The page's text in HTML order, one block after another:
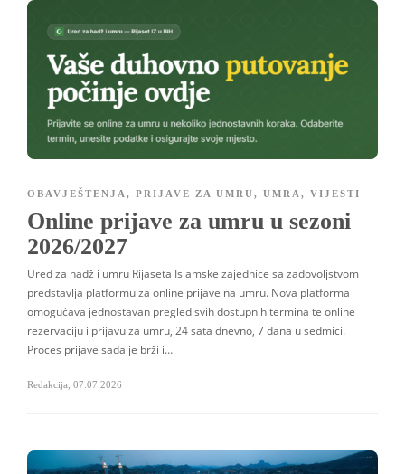
OBAVJEŠTENJA , PRIJAVE ZA UMRU, UMRA , VIJESTI
Online prijave za umru u sezoni
2026/2027
Ured za hadž i umru Rijaseta Islamske zajednice sa zadovoljstvom
predstavlja platformu za online prijave na umru. Nova platforma
omogućava jednostavan pregled svih dostupnih termina te online
rezervaciju i prijavu za umru, 24 sata dnevno, 7 dana u sedmici.
Proces prijave sada je brži i…
Redakcija 07.07.2026